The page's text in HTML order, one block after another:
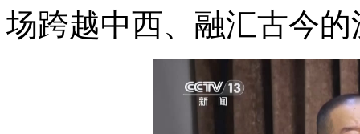
场跨越中西、融汇古今